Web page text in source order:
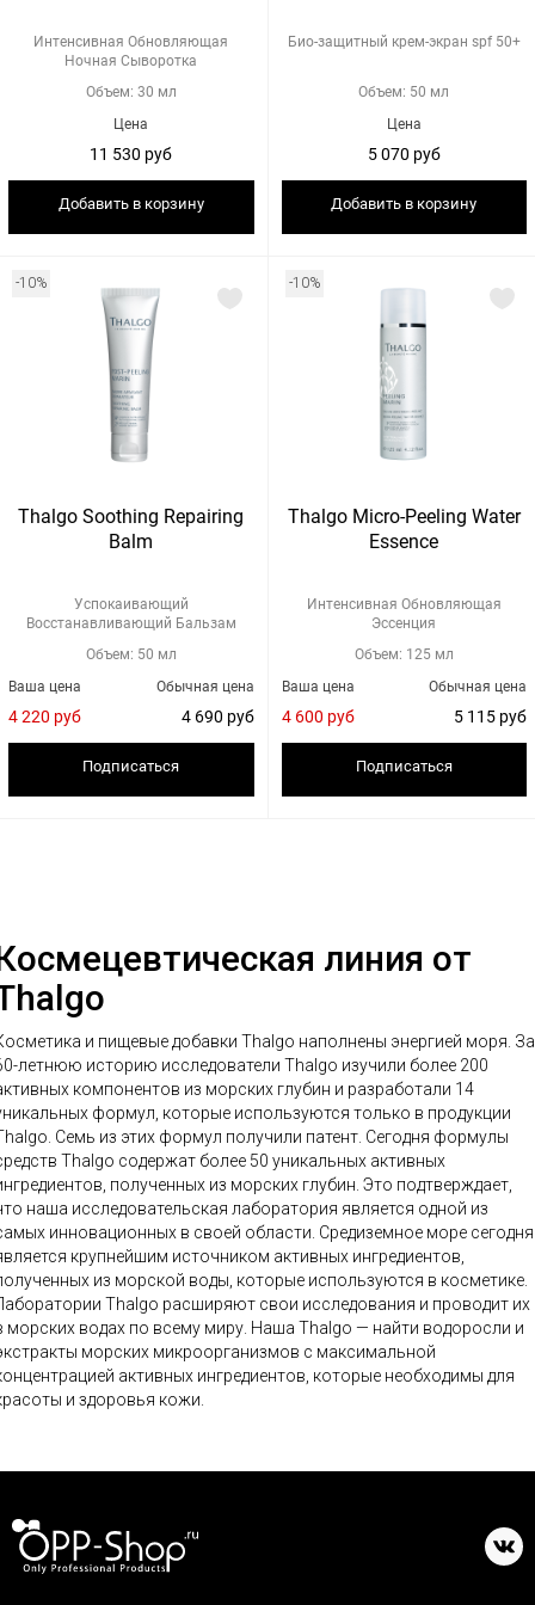
Интенсивная Обновляющая
Ночная Сыворотка
Объем: 30 мл
Цена
11 530 руб
Добавить в корзину
Био-защитный крем-экран spf 50+
Объем: 50 мл
Цена
5 070 руб
Добавить в корзину
-10%
Thalgo Soothing Repairing
Balm
Успокаивающий
Восстанавливающий Бальзам
Объем: 50 мл
Обычная цена
4 690 руб
Ваша цена
4 220 руб
Подписаться
-10%
Thalgo Micro-Peeling Water
Essence
Интенсивная Обновляющая
Эссенция
Объем: 125 мл
Обычная цена
5 115 руб
Ваша цена
4 600 руб
Подписаться
линия от
и пищевые добавки Thalgo наполнены энергией моря. За
летнюю историю исследователи Thalgo изучили более 200
компонентов из морских глубин и разработали 14
формул, которые используются только в продукции
Семь из этих формул получили патент. Сегодня формулы
Thalgo содержат более 50 уникальных активных
полученных из морских глубин. Это подтверждает,
наша исследовательская лаборатория является одной из
инновационных в своей области. Средиземное море сегодня
крупнейшим источником активных ингредиентов,
из морской воды, которые используются в косметике.
Thalgo расширяют свои исследования и проводит их
морских водах по всему миру. Наша Thalgo — найти водоросли и
морских микроорганизмов с максимальной
активных ингредиентов, которые необходимы для
и здоровья кожи.